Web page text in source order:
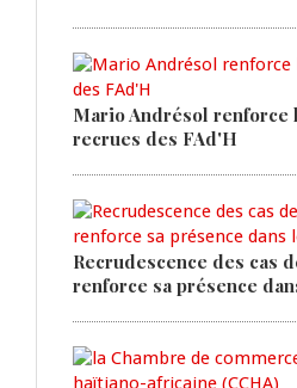
Mario Andrésol renforce
recrues des FAd'H
Recrudescence des cas
renforce sa présence